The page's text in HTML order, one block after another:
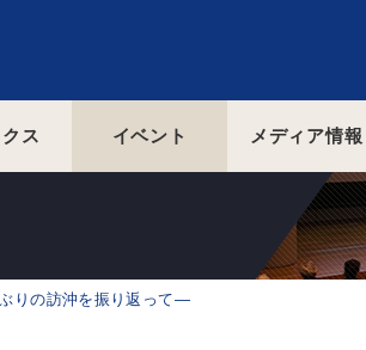
クス イベント メディア情報
りの訪沖を振り返って―